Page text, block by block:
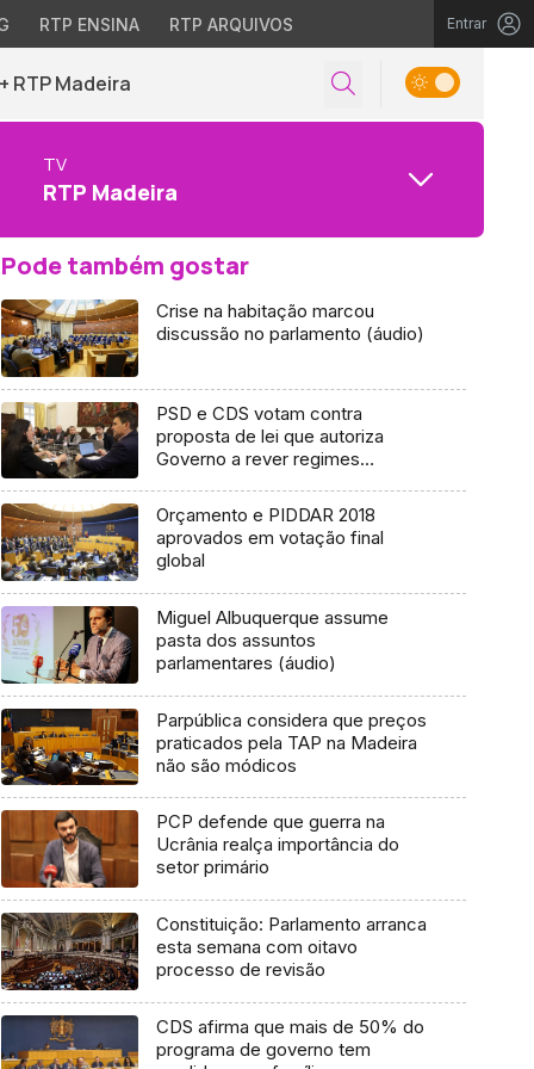
RTP ENSINA RTP ARQUIVOS Entrar
+ RTP Madeira
TV
RTP Madeira
Pode também gostar
Crise na habitação marcou
discussão no parlamento (áudio)
PSD e CDS votam contra
proposta de lei que autoriza
Governo a rever regimes
Orçamento e PIDDAR 2018
aprovados em votação final
global
Miguel Albuquerque assume
pasta dos assuntos
parlamentares (áudio)
Parpública considera que preços
praticados pela TAP na Madeira
não são módicos
PCP defende que guerra na
Ucrânia realça importância do
setor primário
Constituição: Parlamento arranca
esta semana com oitavo
processo de revisão
CDS afirma que mais de 50% do
programa de governo tem